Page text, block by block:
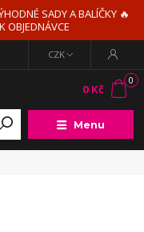
SADY A BALÍČKY 🔥
OBJEDNÁVCE
Menu
CZK
0
0 Kč